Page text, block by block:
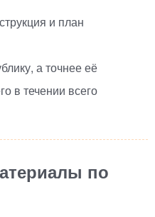
и план
а точнее её
в течении всего
по